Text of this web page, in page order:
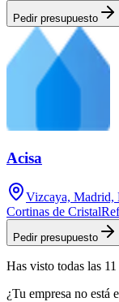
Pedir presupuesto
Acisa
Vizcaya, Madrid,
Cortinas de Cristal
Pedir presupuesto
Has visto todas las 11
¿Tu empresa no está